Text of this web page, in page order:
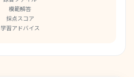
模範解答
採点スコア
学習アドバイス